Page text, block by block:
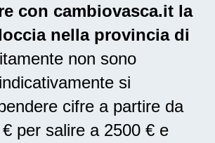
con cambiovasca.it la
nella provincia di
non sono
si
cifre a partire da
per salire a 2500 € e